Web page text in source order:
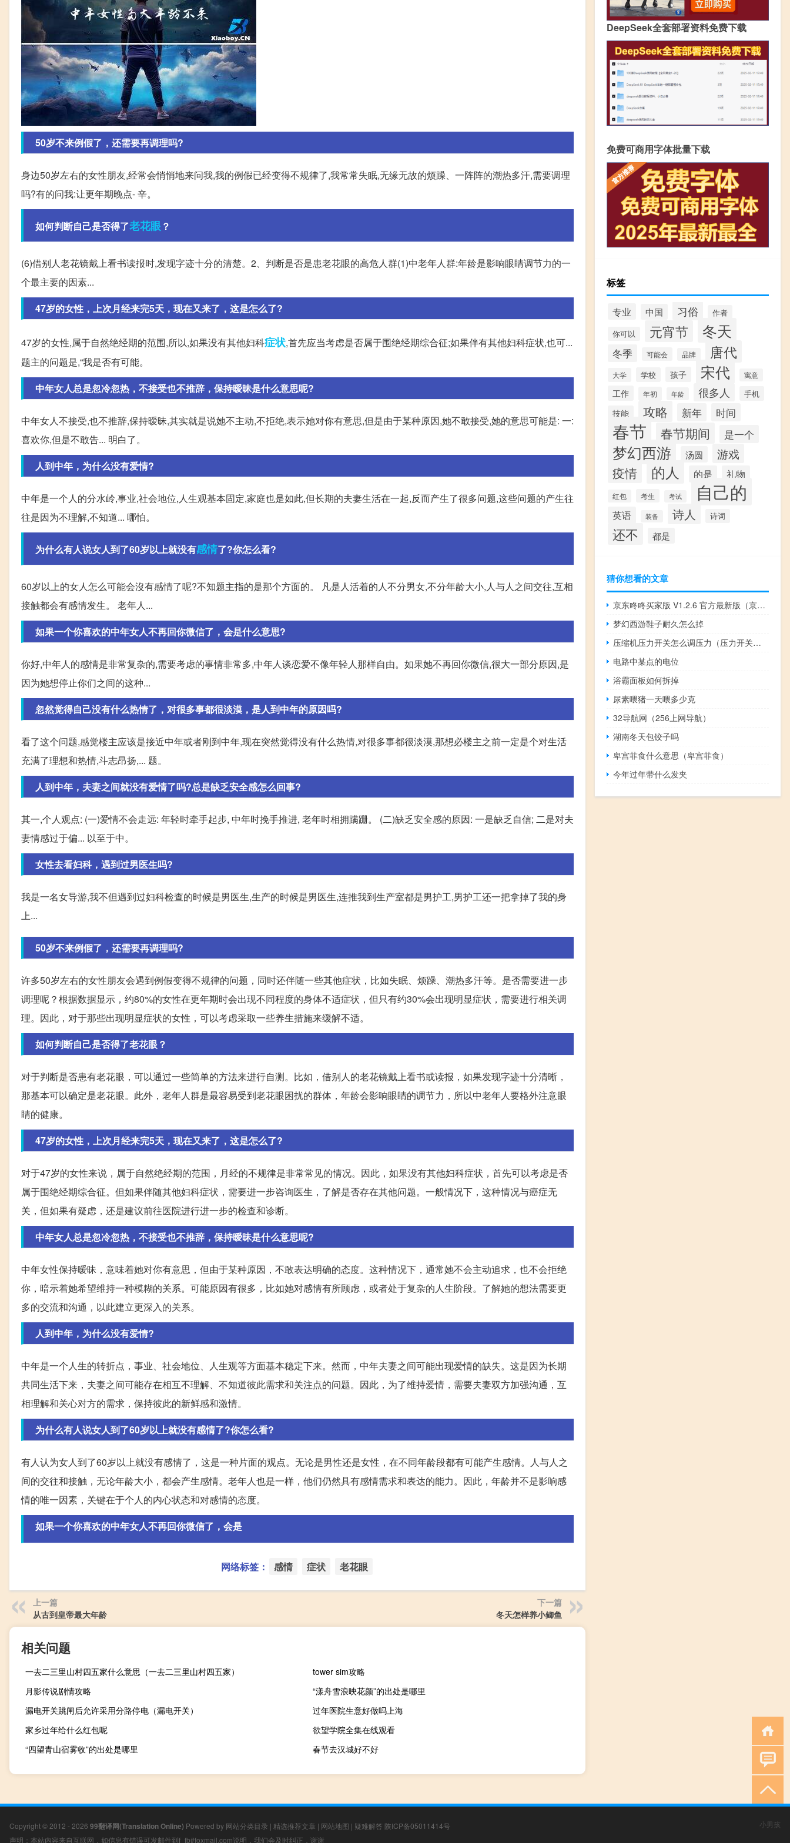
50岁不来例假了，还需要再调理吗?
身边50岁左右的女性朋友,经常会悄悄地来问我,我的例假已经变得不规律了,我常常失眠,无缘无故的烦躁、一阵阵的潮热多汗,需要调理
吗?有的问我:让更年期晚点- 辛。
如何判断自己是否得了老花眼？
(6)借别人老花镜戴上看书读报时,发现字迹十分的清楚。2、判断是否是患老花眼的高危人群(1)中老年人群:年龄是影响眼睛调节力的一
个最主要的因素...
47岁的女性，上次月经来完5天，现在又来了，这是怎么了?
47岁的女性,属于自然绝经期的范围,所以,如果没有其他妇科症状,首先应当考虑是否属于围绝经期综合征;如果伴有其他妇科症状,也可...
题主的问题是,“我是否有可能。
中年女人总是忽冷忽热，不接受也不推辞，保持暧昧是什么意思呢?
中年女人不接受,也不推辞,保持暧昧,其实就是说她不主动,不拒绝,表示她对你有意思,但是由于某种原因,她不敢接受,她的意思可能是: 一:
喜欢你,但是不敢告... 明白了。
人到中年，为什么没有爱情?
中年是一个人的分水岭,事业,社会地位,人生观基本固定,家庭也是如此,但长期的夫妻生活在一起,反而产生了很多问题,这些问题的产生往
往是因为不理解,不知道... 哪怕。
为什么有人说女人到了60岁以上就没有感情了?你怎么看?
60岁以上的女人怎么可能会沒有感情了呢?不知题主指的是那个方面的。 凡是人活着的人不分男女,不分年龄大小,人与人之间交往,互相
接触都会有感情发生。 老年人...
如果一个你喜欢的中年女人不再回你微信了，会是什么意思?
你好,中年人的感情是非常复杂的,需要考虑的事情非常多,中年人谈恋爱不像年轻人那样自由。如果她不再回你微信,很大一部分原因,是
因为她想停止你们之间的这种...
忽然觉得自己没有什么热情了，对很多事都很淡漠，是人到中年的原因吗?
看了这个问题,感觉楼主应该是接近中年或者刚到中年,现在突然觉得没有什么热情,对很多事都很淡漠,那想必楼主之前一定是个对生活
充满了理想和热情,斗志昂扬,... 题。
人到中年，夫妻之间就没有爱情了吗?总是缺乏安全感怎么回事?
其一,个人观点: (一)爱情不会走远: 年轻时牵手起步, 中年时挽手推进, 老年时相拥蹒跚。 (二)缺乏安全感的原因: 一是缺乏自信; 二是对夫
妻情感过于偏... 以至于中。
女性去看妇科，遇到过男医生吗?
我是‬一名‬女‬导游‬,我‬不但遇到过妇科检查的‬时候‬是男医生,生产的时候是男医生,连推我到生产室都是男护工,男护工‬还‬一把‬拿‬掉‬了我的身
上‬...
50岁不来例假了，还需要再调理吗?
许多50岁左右的女性朋友会遇到例假变得不规律的问题，同时还伴随一些其他症状，比如失眠、烦躁、潮热多汗等。是否需要进一步
调理呢？根据数据显示，约80%的女性在更年期时会出现不同程度的身体不适症状，但只有约30%会出现明显症状，需要进行相关调
理。因此，对于那些出现明显症状的女性，可以考虑采取一些养生措施来缓解不适。
如何判断自己是否得了老花眼？
对于判断是否患有老花眼，可以通过一些简单的方法来进行自测。比如，借别人的老花镜戴上看书或读报，如果发现字迹十分清晰，
那基本可以确定是老花眼。此外，老年人群是最容易受到老花眼困扰的群体，年龄会影响眼睛的调节力，所以中老年人要格外注意眼
睛的健康。
47岁的女性，上次月经来完5天，现在又来了，这是怎么了?
对于47岁的女性来说，属于自然绝经期的范围，月经的不规律是非常常见的情况。因此，如果没有其他妇科症状，首先可以考虑是否
属于围绝经期综合征。但如果伴随其他妇科症状，需要进一步咨询医生，了解是否存在其他问题。一般情况下，这种情况与癌症无
关，但如果有疑虑，还是建议前往医院进行进一步的检查和诊断。
中年女人总是忽冷忽热，不接受也不推辞，保持暧昧是什么意思呢?
中年女性保持暧昧，意味着她对你有意思，但由于某种原因，不敢表达明确的态度。这种情况下，通常她不会主动追求，也不会拒绝
你，暗示着她希望维持一种模糊的关系。可能原因有很多，比如她对感情有所顾虑，或者处于复杂的人生阶段。了解她的想法需要更
多的交流和沟通，以此建立更深入的关系。
人到中年，为什么没有爱情?
中年是一个人生的转折点，事业、社会地位、人生观等方面基本稳定下来。然而，中年夫妻之间可能出现爱情的缺失。这是因为长期
共同生活下来，夫妻之间可能存在相互不理解、不知道彼此需求和关注点的问题。因此，为了维持爱情，需要夫妻双方加强沟通，互
相理解和关心对方的需求，保持彼此的新鲜感和激情。
为什么有人说女人到了60岁以上就没有感情了?你怎么看?
有人认为女人到了60岁以上就没有感情了，这是一种片面的观点。无论是男性还是女性，在不同年龄段都有可能产生感情。人与人之
间的交往和接触，无论年龄大小，都会产生感情。老年人也是一样，他们仍然具有感情需求和表达的能力。因此，年龄并不是影响感
情的唯一因素，关键在于个人的内心状态和对感情的态度。
如果一个你喜欢的中年女人不再回你微信了，会是
网络标签： 感情 症状 老花眼
上一篇
从古到皇帝最大年龄
下一篇
冬天怎样养小鲫鱼
相关问题
一去二三里山村四五家什么意思（一去二三里山村四五家）
tower sim攻略
月影传说剧情攻略
“漾舟雪浪映花颜”的出处是哪里
漏电开关跳闸后允许采用分路停电（漏电开关）
过年医院生意好做吗上海
家乡过年给什么红包呢
欲望学院全集在线观看
“四望青山宿雾收”的出处是哪里
春节去汉城好不好
DeepSeek全套部署资料免费下载
免费可商用字体批量下载
标签
专业 中国 习俗 作者
你可以 元宵节 冬天
冬季 可能会 品牌 唐代
大学 学校 孩子 宋代 寓意
工作 年初 年龄 很多人 手机
技能 攻略 新年 时间
春节 春节期间 是一个
梦幻西游 汤圆 游戏
疫情 的人 的是 礼物
红包 考生 考试 自己的
英语 装备 诗人 诗词
还不 都是
猜你想看的文章
京东咚咚买家版 V1.2.6 官方最新版（京东咚咚买家版 V1.2.6 官方最新版功能简介）
梦幻西游鞋子耐久怎么掉
压缩机压力开关怎么调压力（压力开关怎么调压力）
电路中某点的电位
浴霸面板如何拆掉
尿素喂猪一天喂多少克
32导航网（256上网导航）
湖南冬天包饺子吗
卑宫菲食什么意思（卑宫菲食）
今年过年带什么发夹
Copyright © 2012 - 2026 99翻译网(Translation Online) Powered by 网站分类目录 | 精选推荐文章 | 网站地图 | 疑难解答 陕ICP备05011414号
声明：本站内容来自互联网，如信息有错误可发邮件到f_fb#foxmail.com说明，我们会及时纠正，谢谢
小男孩